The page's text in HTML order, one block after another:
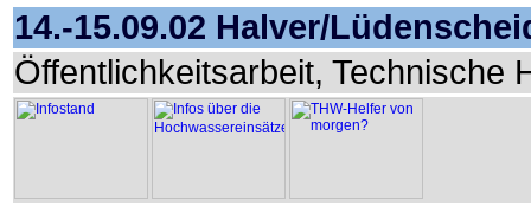
14.-15.09.02 Halver/
Öffentlichkeitsarbeit, Technische